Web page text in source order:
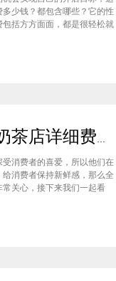
少钱？都包含哪些？它的性
括方方面面，都是很轻松就
从它的加盟费开始了解，这
全味时间加盟费多少钱？奶茶店详细费用分析就在这！
消费者的喜爱，所以他们在
消费者保持新鲜感，那么全
关心，接下来我们一起看
开了一个月后，发现生意不